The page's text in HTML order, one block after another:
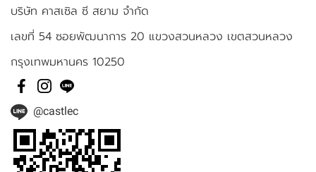
บริษัท คาสเซิล ซี สยาม จำกัด
เลขที่ 54 ซอยพัฒนาการ 20 แขวงสวนหลวง เขตสวนหลวง
กรุงเทพมหานคร 10250
@castlec